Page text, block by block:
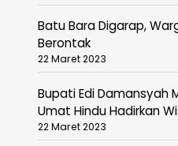
Batu Bara Digarap,
Berontak
22 Maret 2023
Bupati Edi Damansyah
Umat Hindu Hadirkan
22 Maret 2023